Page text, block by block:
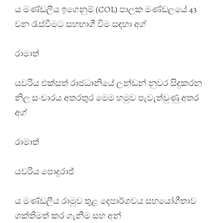
ය මණ්ඩලීය ඉගෙනුම් (COL) පාලක මණ්ඩලයේ 43
වන රැස්වීමට සහභාගී වීම සඳහා අග්
රාමාත්
යවරිය එක්සත් රාජධානියේ ලන්ඩන් නුවර සිදුකරන
නිල සංචාරය අතරතුර මෙම හමුව පැවැත්වුණු අතර
අග්
රාමාත්
යවරිය පොදුරාජ්
ය මණ්ඩලීය රාමුව තුළ දෙපාර්ශවය සහයෝගීතාව
ශක්තිමත් කර ගැනීම සහ අන්